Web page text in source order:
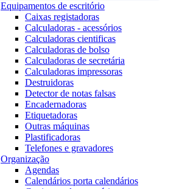
Equipamentos de escritório
Caixas registadoras
Calculadoras - acessórios
Calculadoras cientificas
Calculadoras de bolso
Calculadoras de secretária
Calculadoras impressoras
Destruidoras
Detector de notas falsas
Encadernadoras
Etiquetadoras
Outras máquinas
Plastificadoras
Telefones e gravadores
Organização
Agendas
Calendários porta calendários